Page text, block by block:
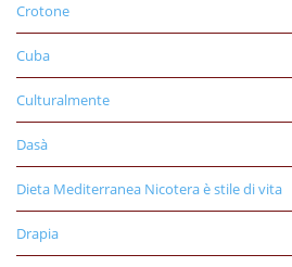
Crotone
Cuba
Culturalmente
Dasà
Dieta Mediterranea Nicotera è stile di vita
Drapia